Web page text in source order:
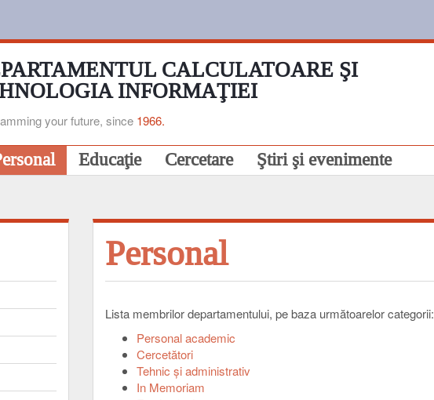
CALCULATOARE ŞI
INFORMAŢIEI
your future, since 1966.
Educaţie Cercetare Ştiri şi evenimente
Personal
Lista membrilor departamentului, pe baza următoarelor categorii:
Personal academic
Cercetători
Tehnic şi administrativ
In Memoriam